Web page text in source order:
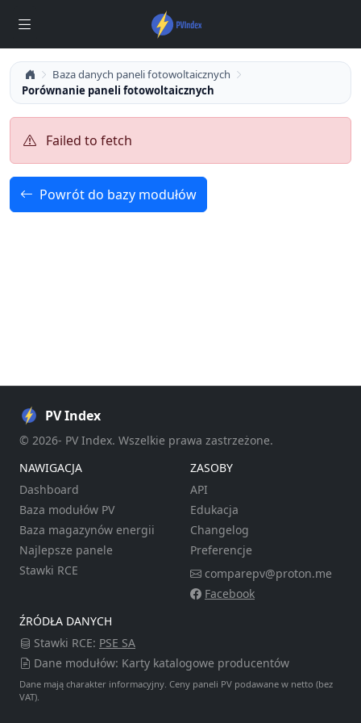
Baza danych paneli fotowoltaicznych
Porównanie paneli fotowoltaicznych
Failed to fetch
Powrót do bazy modułów
PV Index
© 2026- PV Index. Wszelkie prawa zastrzeżone.
NAWIGACJA
Dashboard
Baza modułów PV
Baza magazynów energii
Najlepsze panele
Stawki RCE
ZASOBY
API
Edukacja
Changelog
Preferencje
comparepv@proton.me
Facebook
ŹRÓDŁA DANYCH
Stawki RCE: PSE SA
Dane modułów: Karty katalogowe producentów
Dane mają charakter informacyjny. Ceny paneli PV podawane w netto (bez
VAT).